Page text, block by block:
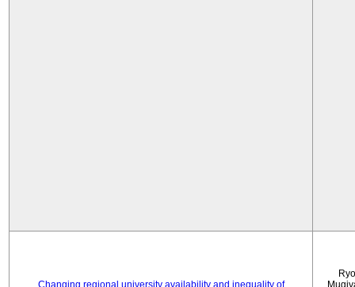
Changing regional university availability and inequality of